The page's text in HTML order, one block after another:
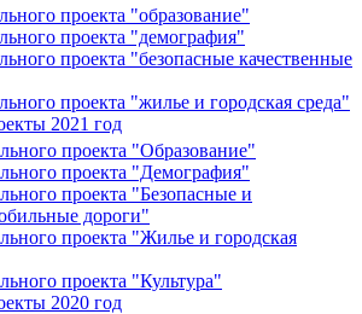
проекта "образование"
проекта "демография"
проекта "безопасные качественные
проекта "жилье и городская среда"
2021 год
проекта "Образование"
проекта "Демография"
проекта "Безопасные и
дороги"
проекта "Жилье и городская
проекта "Культура"
2020 год